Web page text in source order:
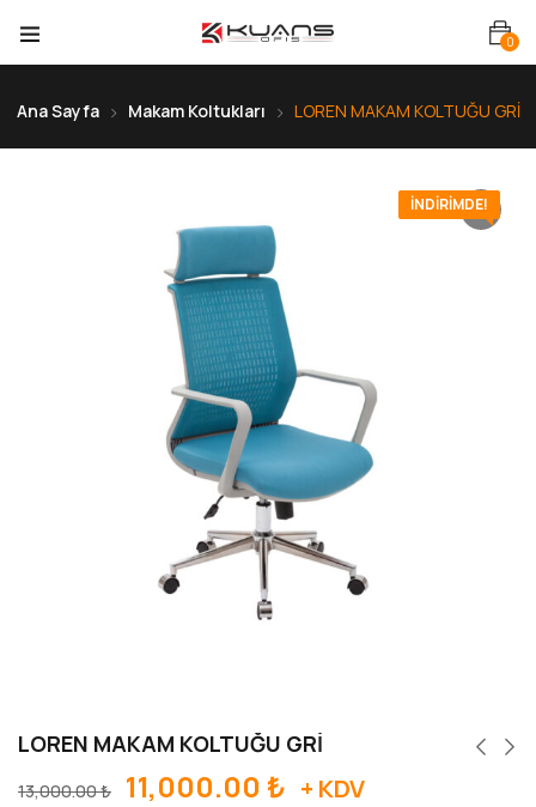
0
Ana Sayfa Makam Koltukları LOREN MAKAM KOLTUĞU GRİ
İNDIRIMDE!
LOREN MAKAM KOLTUĞU GRİ
13,000.00₺ 11,000.00 ₺ + KDV